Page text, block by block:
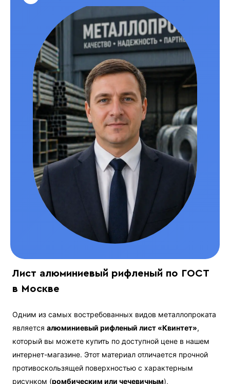
Лист алюминиевый рифленый по ГОСТ
в Москве
Одним из самых востребованных видов металлопроката
являетсяалюминиевый рифленый лист «Квинтет»,
который вы можете купить по доступной цене в нашем
интернет-магазине. Этот материал отличается прочной
противоскользящей поверхностью с характерным
рисунком (ромбическим или чечевичным),